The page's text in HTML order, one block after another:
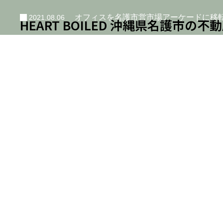
HEART BOILED 沖縄県名護市の不
2021.08.06 オフィスを名護市営市場アーケードに移